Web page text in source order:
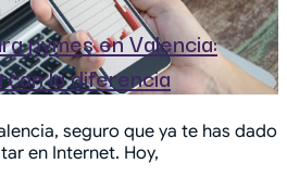
pymes en Valencia:
la diferencia
seguro que ya te has dado
en Internet. Hoy,